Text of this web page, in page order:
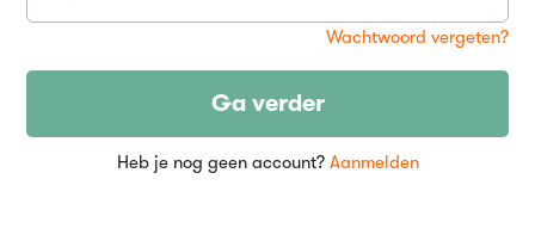
Wachtwoord vergeten?
Ga verder
Heb je nog geen account? Aanmelden